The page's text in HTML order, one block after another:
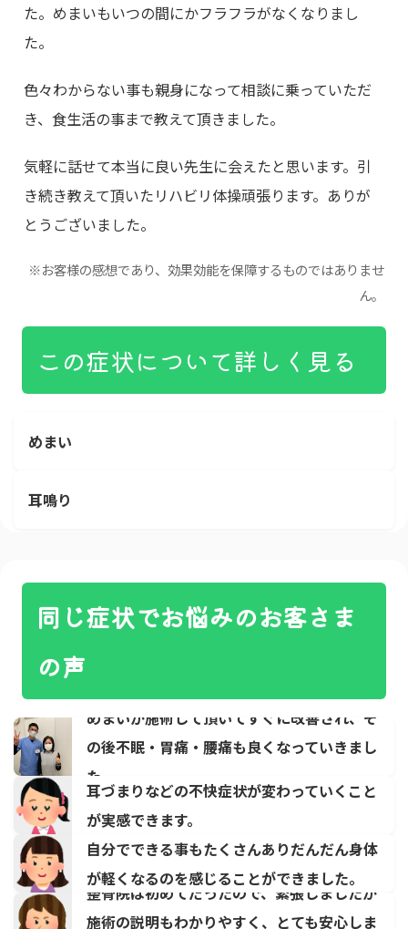
た。めまいもいつの間にかフラフラがなくなりまし
た。
色々わからない事も親身になって相談に乗っていただ
き、食生活の事まで教えて頂きました。
気軽に話せて本当に良い先生に会えたと思います。引
き続き教えて頂いたリハビリ体操頑張ります。ありが
とうございました。
※お客様の感想であり、効果効能を保障するものではありませ
ん。
この症状について詳しく見る
めまい
耳鳴り
同じ症状でお悩みのお客さま
の声
めまいが施術して頂いてすぐに改善され、そ
の後不眠・胃痛・腰痛も良くなっていきまし
た。
耳づまりなどの不快症状が変わっていくこと
が実感できます。
自分でできる事もたくさんありだんだん身体
が軽くなるのを感じることができました。
整骨院は初めてだったので、緊張しましたが
施術の説明もわかりやすく、とても安心しま